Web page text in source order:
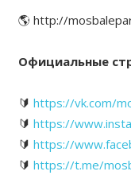
🌎 http://
Официальные
🔰 https://vk.com/
🔰 https://
🔰 https://
🔰 https://t.me/